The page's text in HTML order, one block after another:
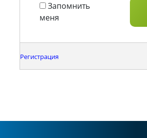
Запомнить
меня
Регистрация